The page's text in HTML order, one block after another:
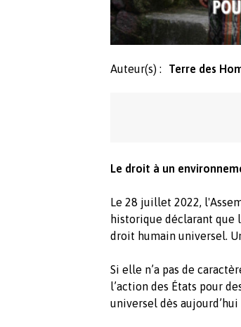
Auteur(s) : Terre des
Le droit à un
Le 28 juillet 2022,
historique déclarant que
droit humain universel.
Si elle n’a pas de
l’action des États pour
universel dès